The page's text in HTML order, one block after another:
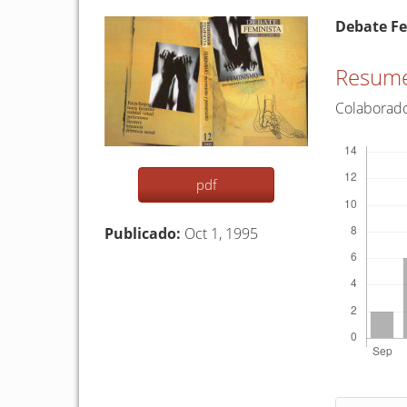
Barra
lateral
del
artículo
pdf
Publicado: Oct 1, 1995
del
artículo
Debate